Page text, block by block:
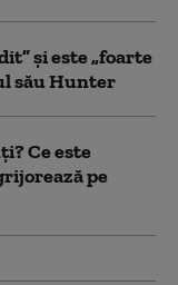
şi este „foarte
său Hunter
Ce este
pe